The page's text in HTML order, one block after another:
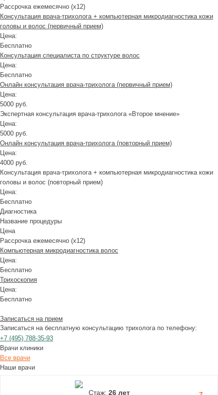
Рассрочка ежемесячно (x12)
Консультация врача-трихолога + компьютерная микродиагностика кожи
головы и волос (первичный прием)
Цена:
Бесплатно
Консультация специалиста по структуре волос
Цена:
Бесплатно
Онлайн консультация врача-трихолога (первичный прием)
Цена:
5000 руб.
Экспертная консультация врача-трихолога «Второе мнение»
Цена:
5000 руб.
Онлайн консультация врача-трихолога (повторный прием)
Цена:
4000 руб.
Консультация врача-трихолога + компьютерная микродиагностика кожи
головы и волос (повторный прием)
Цена:
Бесплатно
Диагностика
Название процедуры
Цена
Рассрочка ежемесячно (x12)
Компьютерная микродиагностика волос
Цена:
Бесплатно
Трихоскопия
Цена:
Бесплатно
Записаться на прием
Записаться на бесплатную консультацию трихолога по телефону:
+7 (495) 788-35-93
Врачи клиники
Все врачи
Наши врачи
Стаж: 26 лет